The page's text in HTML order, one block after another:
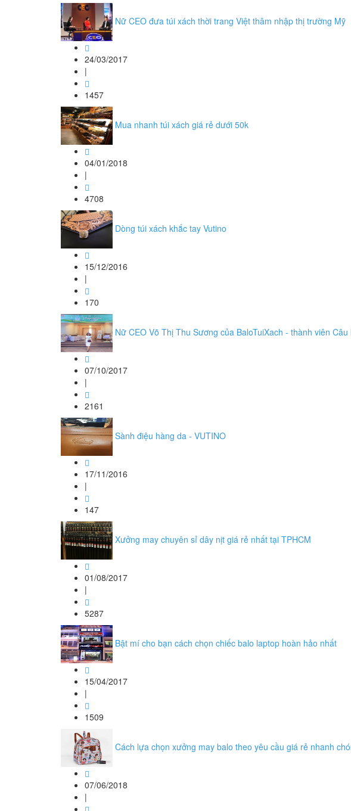
Nữ CEO đưa túi xách thời trang Việt thâm nhập thị trường Mỹ
24/03/2017
|
1457
Mua nhanh túi xách giá rẻ dưới 50k
04/01/2018
|
4708
Dòng túi xách khắc tay Vutino
15/12/2016
|
170
Nữ CEO Võ Thị Thu Sương của BaloTuiXach - thành viên
07/10/2017
|
2161
Sành điệu hàng da - VUTINO
17/11/2016
|
147
Xưởng may chuyên sỉ dây nịt giá rẻ nhất tại TPHCM
01/08/2017
|
5287
Bật mí cho bạn cách chọn chiếc balo laptop hoàn hảo nhất
15/04/2017
|
1509
Cách lựa chọn xưởng may balo theo yêu cầu giá rẻ nhanh
07/06/2018
|